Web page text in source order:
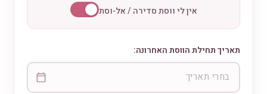
אין לי ווסת סדירה / אל-וסת
תאריך תחילת הווסת האחרונה: